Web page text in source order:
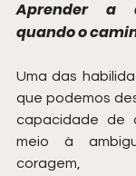
Aprender a
quando o
Uma das
que podemos
capacidade de
meio à
coragem,